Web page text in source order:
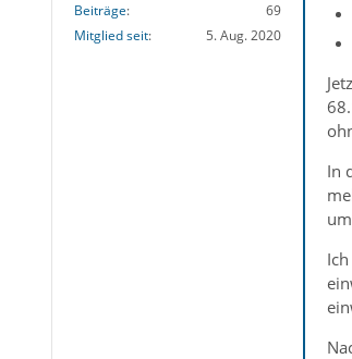
Beiträge
69
Mitglied seit
5. Aug. 2020
In